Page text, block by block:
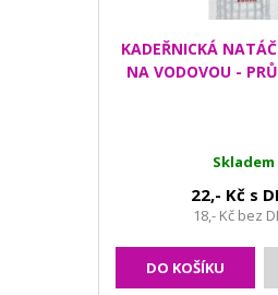
KADEŘNICKÁ
NA VODOVOU -
Skladem
22,- Kč s
18,- Kč bez
DO KOŠÍKU